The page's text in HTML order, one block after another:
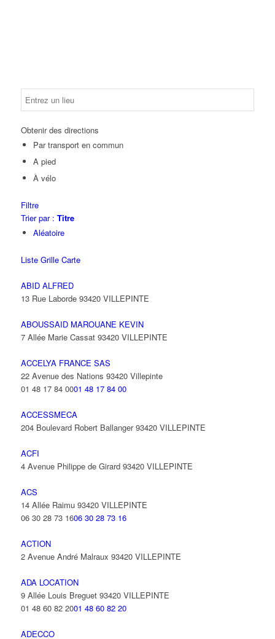
Obtenir des directions
Par transport en commun
A pied
À vélo
Filtre
Trier par : Titre
Aléatoire
Liste Grille Carte
ABID ALFRED
13 Rue Laborde 93420 VILLEPINTE
ABOUSSAID MAROUANE KEVIN
7 Allée Marie Cassat 93420 VILLEPINTE
ACCELYA FRANCE SAS
22 Avenue des Nations 93420 Villepinte
01 48 17 84 0001 48 17 84 00
ACCESSMECA
204 Boulevard Robert Ballanger 93420 VILLEPINTE
ACFI
4 Avenue Philippe de Girard 93420 VILLEPINTE
ACS
14 Allée Raimu 93420 VILLEPINTE
06 30 28 73 1606 30 28 73 16
ACTION
2 Avenue André Malraux 93420 VILLEPINTE
ADA LOCATION
9 Allée Louis Breguet 93420 VILLEPINTE
01 48 60 82 2001 48 60 82 20
ADECCO